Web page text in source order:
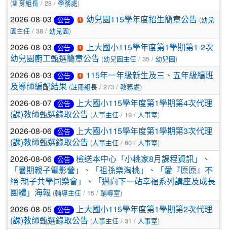
表
(訓育組長 / 28 / 學務處)
2026-08-03 公告 幼兒園115學年度招生簡章公告 (幼兒
園主任 / 38 / 幼兒園)
2026-08-03 公告
上大國小115學年度第1學期第1-2次
幼兒園廚工甄選簡章公告 (幼兒園主任 / 35 / 幼兒園)
2026-08-03 公告
115年一年級新生及三、五年級編班
及導師編配結果 (註冊組長 / 273 / 教務處)
2026-08-07 公告
上大國小115學年度第1學期第4次代理
(課)教師甄選錄取公告 (人事主任 / 19 / 人事室)
2026-08-06 公告
上大國小115學年度第1學期第3次代理
(課)教師甄選錄取公告 (人事主任 / 60 / 人事室)
2026-08-06 公告
檢送本中心「小桃家8月課程資訊」、
「暑期親子電影營」、「祖孫樂淘桃」、「愛『原原』不
絕-親子共學同樂會」、「邁向下一站幸福系列講座及成長
團體」海報 (輔導主任 / 15 / 輔導室)
2026-08-05 公告
上大國小115學年度第1學期第2次代理
(課)教師甄選錄取公告 (人事主任 / 31 / 人事室)